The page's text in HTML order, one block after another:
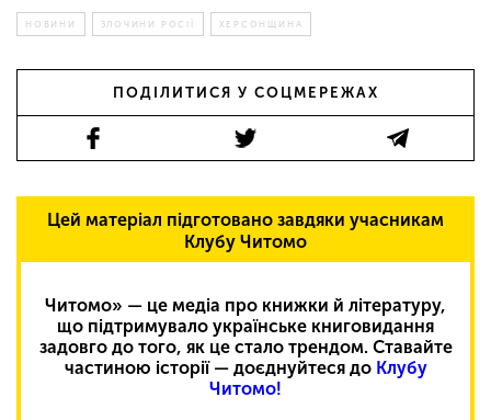
НОВИНИ ЗЛОЧИНИ РОСІЇ ХЕРСОНЩИНА
ПОДІЛИТИСЯ У СОЦМЕРЕЖАХ
Цей матеріал підготовано завдяки учасникам
Клубу Читомо
Читомо» — це медіа про книжки й літературу,
що підтримувало українське книговидання
задовго до того, як це стало трендом. Ставайте
частиною історії — доєднуйтеся до Клубу
Читомо!